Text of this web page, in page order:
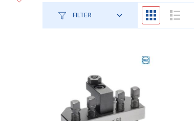
FILTER